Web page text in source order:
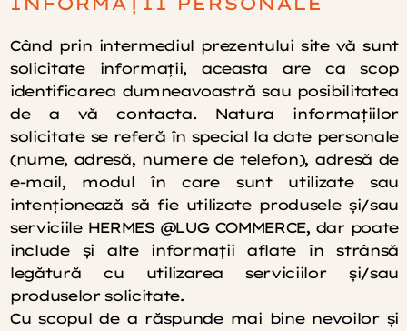
Când prin intermediul prezentului site vă sunt
solicitate informaţii, aceasta are ca scop
identificarea dumneavoastră sau posibilitatea
de a vă contacta. Natura informaţiilor
solicitate se referă în special la date personale
(nume, adresă, numere de telefon), adresă de
e-mail, modul în care sunt utilizate sau
intenţionează să fie utilizate produsele şi/sau
serviciile HERMES @LUG COMMERCE, dar poate
include şi alte informaţii aflate în strânsă
legătură cu utilizarea serviciilor şi/sau
produselor solicitate.
Cu scopul de a răspunde mai bine nevoilor şi